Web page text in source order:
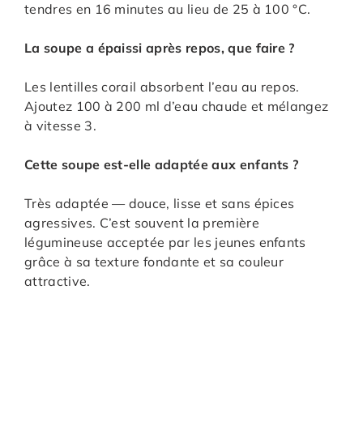
tendres en 16 minutes au lieu de 25 à 100 °C.
La soupe a épaissi après repos, que faire ?
Les lentilles corail absorbent l’eau au repos.
Ajoutez 100 à 200 ml d’eau chaude et mélangez
à vitesse 3.
Cette soupe est-elle adaptée aux enfants ?
Très adaptée — douce, lisse et sans épices
agressives. C’est souvent la première
légumineuse acceptée par les jeunes enfants
grâce à sa texture fondante et sa couleur
attractive.